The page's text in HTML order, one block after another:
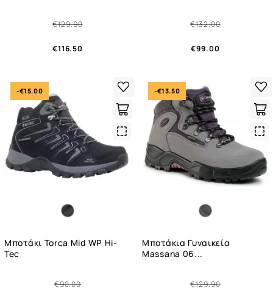
€116.50
€129.90
€99.00
€132.00
Μποτάκι Torca Mid WP Hi-
Tec
€90.00
Quick
View
-€15.00
Μποτάκια Γυναικεία
Massana 06...
€129.90
-€13.50